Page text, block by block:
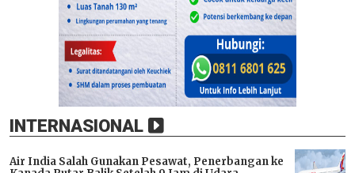
INTERNASIONAL
Air India Salah Gunakan Pesawat, Penerbangan ke